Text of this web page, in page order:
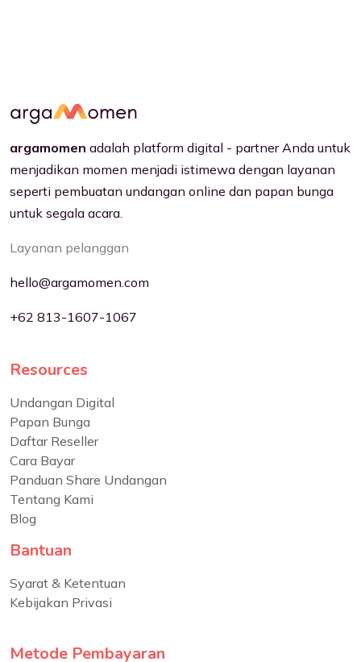
argamomen adalah platform digital - partner Anda untuk
menjadikan momen menjadi istimewa dengan layanan
seperti pembuatan undangan online dan papan bunga
untuk segala acara.
Layanan pelanggan
hello@argamomen.com
+62 813-1607-1067
Resources
Undangan Digital
Papan Bunga
Daftar Reseller
Cara Bayar
Panduan Share Undangan
Tentang Kami
Blog
Bantuan
Syarat & Ketentuan
Kebijakan Privasi
Metode Pembayaran